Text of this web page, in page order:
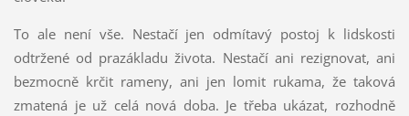
To ale není vše. Nestačí jen odmítavý postoj k lidskosti
odtržené od prazákladu života. Nestačí ani rezignovat, ani
bezmocně krčit rameny, ani jen lomit rukama, že taková
zmatená je už celá nová doba. Je třeba ukázat, rozhodně